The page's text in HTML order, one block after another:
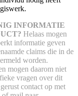
INFORMATIE
Helaas mogen
informatie geven
claims die in de
worden.
mogen daarom niet
vragen over dit
contact op met